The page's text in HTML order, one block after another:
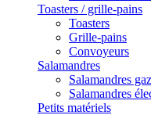
Toasters / grille-pains
Toasters
Grille-pains
Convoyeurs
Salamandres
Salamandres gaz
Salamandres
Petits matériels